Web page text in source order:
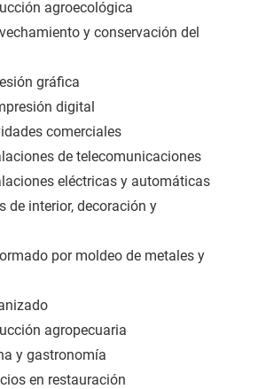
agroecológica
y conservación del
gráfica
digital
comerciales
de telecomunicaciones
eléctricas y automáticas
de interior, decoración y
por moldeo de metales y
agropecuaria
y gastronomía
en restauración